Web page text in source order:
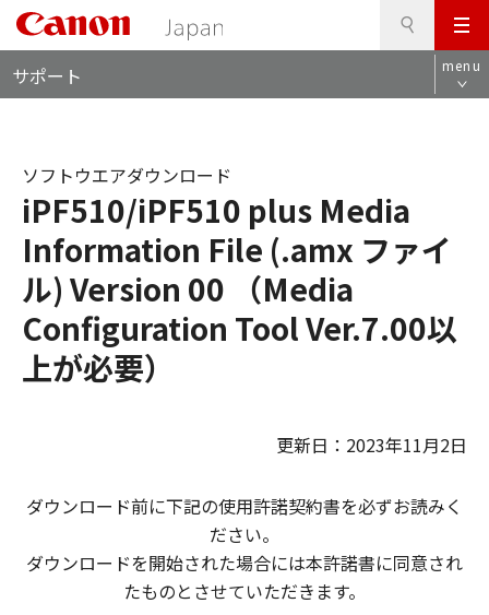
メ
ニ
ュ
サポート menu
iPF510/iPF510 plus Media
Information File (.amx ファイ
ル) Version 00 （Media
Configuration Tool Ver.7.00以
上が必要）
ソフトウエアダウンロード
更新日：2023年11月2日
ダウンロード前に下記の使用許諾契約書を必ずお読みく
ださい。
ダウンロードを開始された場合には本許諾書に同意され
たものとさせていただきます。